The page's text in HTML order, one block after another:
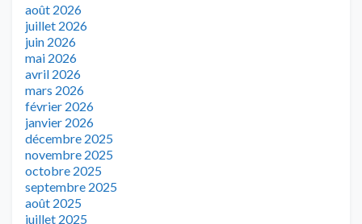
août 2026
juillet 2026
juin 2026
mai 2026
avril 2026
mars 2026
février 2026
janvier 2026
décembre 2025
novembre 2025
octobre 2025
septembre 2025
août 2025
juillet 2025